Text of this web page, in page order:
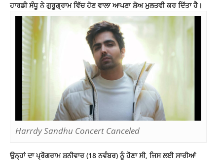
ਹਾਰਡੀ ਸੰਧੂ ਨੇ ਗੁਰੂਗ੍ਰਾਮ ਵਿੱਚ ਹੋਣ ਵਾਲਾ ਆਪਣਾ ਸ਼ੋਅ ਮੁਲਤਵੀ ਕਰ ਦਿੱਤਾ ਹੈ।
Harrdy Sandhu Concert Canceled
ਉਨ੍ਹਾਂ ਦਾ ਪ੍ਰੋਗਰਾਮ ਸ਼ਨੀਵਾਰ (18 ਨਵੰਬਰ) ਨੂੰ ਹੋਣਾ ਸੀ, ਜਿਸ ਲਈ ਸਾਰੀਆਂ